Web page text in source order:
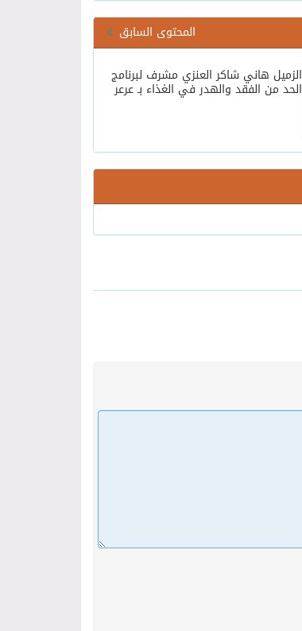
المحتوى السابق
الزميل هاني شاكر العنزي مشرف لبرنامج
الحد من الفقد والهدر في الغذاء بـ عرعر